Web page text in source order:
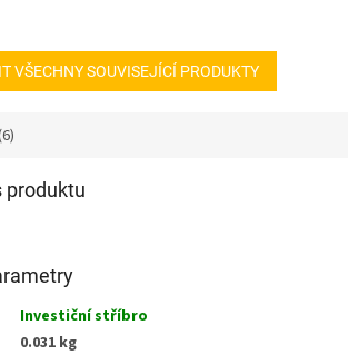
VŠECHNY SOUVISEJÍCÍ PRODUKTY
produktu
Investiční stříbro
0.031 kg